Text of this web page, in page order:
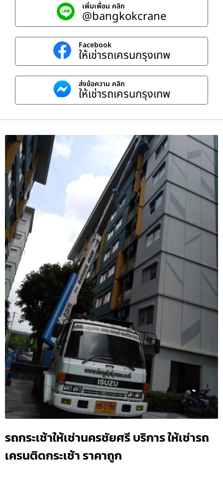
เพิ่มเพื่อน คลิก
@bangkokcrane
Facebook
ให้เช่ารถเครนกรุงเทพ
ส่งข้อความ คลิก
ให้เช่ารถเครนกรุงเทพ
รถกระเช้าให้เช่านครชัยศรี บริการ ให้เช่ารถ
เครนติดกระเช้า ราคาถูก